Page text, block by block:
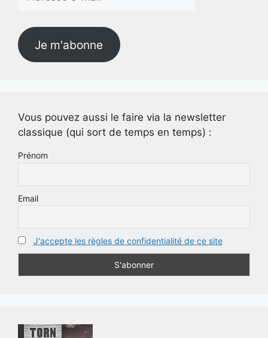
Je m'abonne
Vous pouvez aussi le faire via la newsletter
classique (qui sort de temps en temps) :
Prénom
Email
J'accepte les règles de confidentialité de ce site